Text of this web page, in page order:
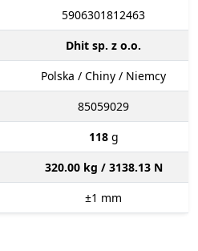
5906301812463
Dhit sp. z o.o.
Polska / Chiny / Niemcy
85059029
118 g
320.00 kg / 3138.13 N
±1 mm